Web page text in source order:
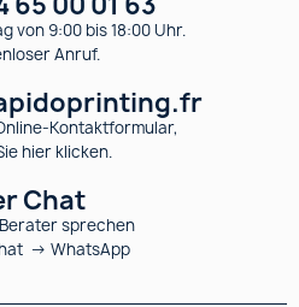
von 9:00 bis 18:00 Uhr.
Anruf.
Kontaktformular,
hier klicken.
Chat
sprechen
→ WhatsApp